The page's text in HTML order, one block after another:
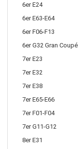
6er E24
6er E63-E64
6er F06-F13
6er G32 Gran Coupé
7er E23
7er E32
7er E38
7er E65-E66
7er F01-F04
7er G11-G12
8er E31